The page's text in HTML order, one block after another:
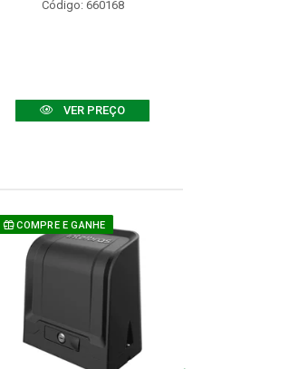
Código: 660168
VER PREÇO
COMPRE E GANHE